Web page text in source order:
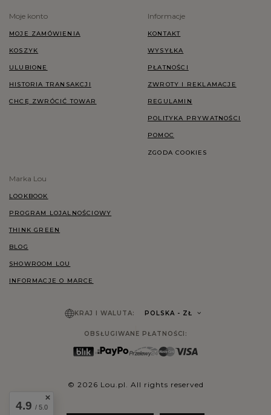
Moje konto
MOJE ZAMÓWIENIA
KOSZYK
ULUBIONE
HISTORIA TRANSAKCJI
CHCĘ ZWRÓCIĆ TOWAR
Informacje
KONTAKT
WYSYŁKA
PŁATNOŚCI
ZWROTY I REKLAMACJE
REGULAMIN
POLITYKA PRYWATNOŚCI
POMOC
ZGODA COOKIES
Marka Lou
LOOKBOOK
PROGRAM LOJALNOŚCIOWY
THINK GREEN
BLOG
SHOWROOM LOU
INFORMACJE O MARCE
KRAJ I WALUTA: POLSKA - ZŁ
OBSŁUGIWANE PŁATNOŚCI:
© 2026 Lou.pl. All rights reserved
4.9 / 5.0